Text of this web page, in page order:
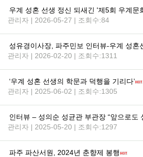
우계 성혼 선생 정신 되새긴 '제5회 우계문
관리자 | 2026-05-27 | 조회수:84
관리자 | 2026-02-20 | 조회수:1311
‘우계 성혼 선생의 학문과 덕행을 기리다’
관리자 | 2025-06-02 | 조회수:1305
관리자 | 2025-05-20 | 조회수:1297
파주 파산서원, 2024년 춘향제 봉행